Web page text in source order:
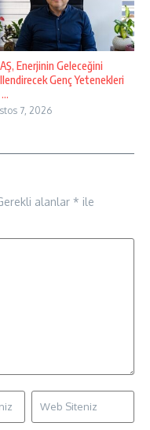
Enerjinin Geleceğini
Genç Yetenekleri
7, 2026
alanlar * ile